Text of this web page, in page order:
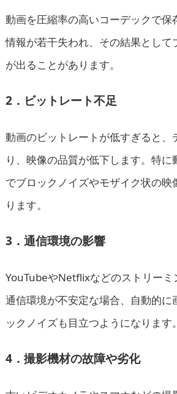
動画を圧縮率の高いコーデックで保
情報が若干失われ、その結果として
が出ることがあります。
2．ビットレート不足
動画のビットレートが低すぎると、
り、映像の品質が低下します。特に
でブロックノイズやモザイク状の映
ります。
3．通信環境の影響
YouTubeやNetflixなどのストリーミ
通信環境が不安定な場合、自動的に
ックノイズも目立つようになります。
4．撮影機材の故障や劣化